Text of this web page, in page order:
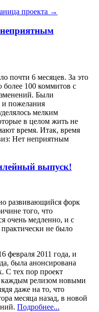
проекта →
почти 6 месяцев. За это
более 100 коммитов с
Были
и пожелания
мелким
в целом жить не
время. Итак, время
Нет неприятным
выпуск!
развивающийся форк
того, что
очень медленно, и с
не было
февраля 2011 года, и
была анонсирована
С тех пор проект
каждым релизом новыми
даже на то, что
месяца назад, в новой
Подробнее...